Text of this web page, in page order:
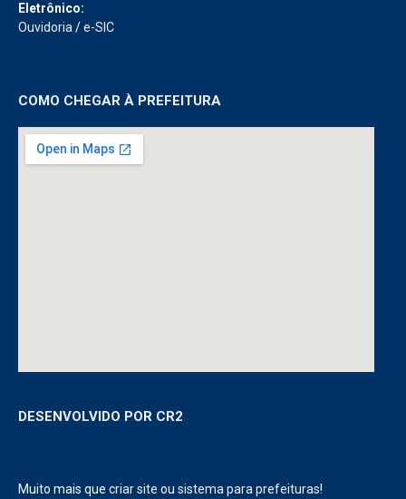
Eletrônico:
Ouvidoria /e-SIC
COMO CHEGAR À PREFEITURA
DESENVOLVIDO POR CR2
Muito mais que criar site ou sistema para prefeituras!